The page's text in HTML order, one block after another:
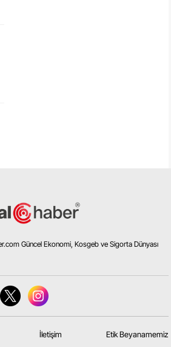
Güncel Ekonomi, Kosgeb ve Sigorta Dünyası
İletişim Etik Beyanamemiz